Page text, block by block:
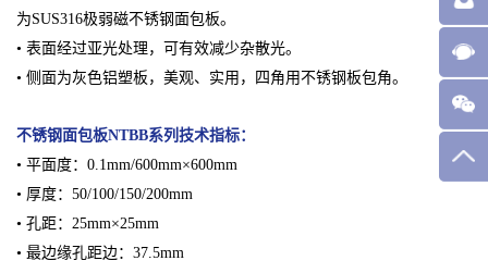
为SUS316极弱磁不锈钢面包板。
• 表面经过亚光处理，可有效减少杂散光。
• 侧面为灰色铝塑板，美观、实用，四角用不锈钢板包角。
不锈钢面包板NTBB系列 技术指标：
• 平面度：0.1mm/600mm×600mm
• 厚度：50/100/150/200mm
• 孔距：25mm×25mm
• 最边缘孔距边：37.5mm